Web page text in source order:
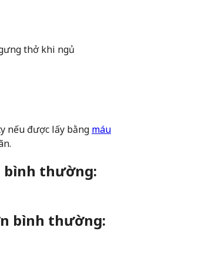
thở khi ngủ
nếu được lấy bằng máu
bình thường:
bình thường: